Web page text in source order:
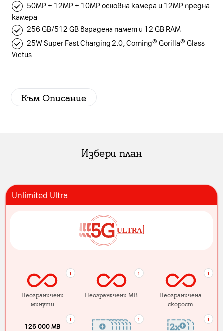
50MP + 12MP + 10MP основна камера и 12MP предна
камера
256 GB/512 GB вградена памет и 12 GB RAM
25W Super Fast Charging 2.0, Corning® Gorilla® Glass
Victus
Към Описание
Избери план
Unlimited Ultra
Неограничени
минути
Неограничени MB
Неограничена
скорост
126 000 MB